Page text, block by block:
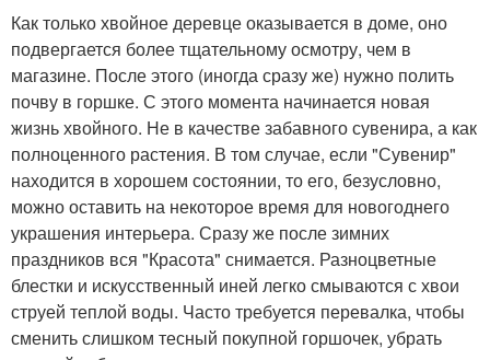
Как только хвойное деревце оказывается в доме, оно
подвергается более тщательному осмотру, чем в
магазине. После этого (иногда сразу же) нужно полить
почву в горшке. С этого момента начинается новая
жизнь хвойного. Не в качестве забавного сувенира, а как
полноценного растения. В том случае, если "Сувенир"
находится в хорошем состоянии, то его, безусловно,
можно оставить на некоторое время для новогоднего
украшения интерьера. Сразу же после зимних
праздников вся "Красота" снимается. Разноцветные
блестки и искусственный иней легко смываются с хвои
струей теплой воды. Часто требуется перевалка, чтобы
сменить слишком тесный покупной горшочек, убрать